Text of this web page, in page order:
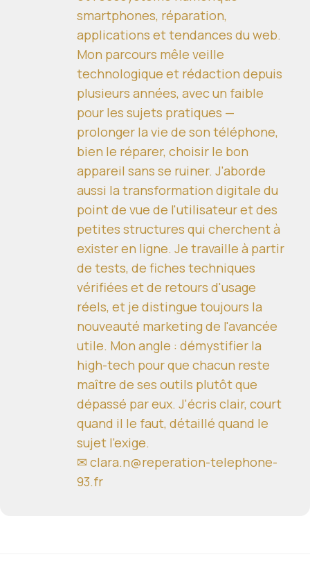
smartphones, réparation,
applications et tendances du web.
Mon parcours mêle veille
technologique et rédaction depuis
plusieurs années, avec un faible
pour les sujets pratiques —
prolonger la vie de son téléphone,
bien le réparer, choisir le bon
appareil sans se ruiner. J'aborde
aussi la transformation digitale du
point de vue de l'utilisateur et des
petites structures qui cherchent à
exister en ligne. Je travaille à partir
de tests, de fiches techniques
vérifiées et de retours d'usage
réels, et je distingue toujours la
nouveauté marketing de l'avancée
utile. Mon angle : démystifier la
high-tech pour que chacun reste
maître de ses outils plutôt que
dépassé par eux. J'écris clair, court
quand il le faut, détaillé quand le
sujet l'exige.
✉ clara.n@reperation-telephone-
93.fr